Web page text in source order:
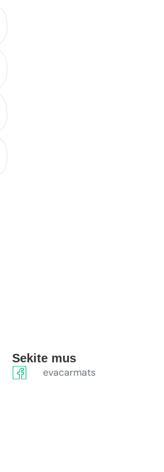
Sekite mus
evacarmats